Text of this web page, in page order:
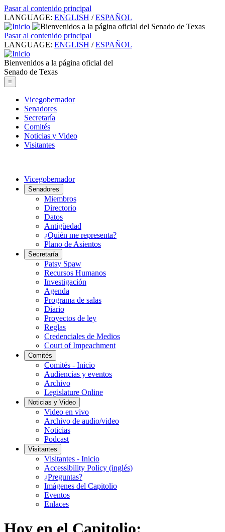
Pasar al contenido principal
LANGUAGE: ENGLISH / ESPAÑOL
Pasar al contenido principal
LANGUAGE: ENGLISH / ESPAÑOL
Bienvenidos a la página oficial del
Senado de Texas
≡
Vicegobernador
Senadores
Secretaría
Comités
Noticias y Video
Visitantes
Vicegobernador
Senadores
Miembros
Directorio
Datos
Antigüedad
¿Quién me representa?
Plano de Asientos
Secretaría
Patsy Spaw
Recursos Humanos
Investigación
Agenda
Programa de salas
Diario
Proyectos de ley
Reglas
Credenciales de Medios
Court of Impeachment
Comités
Comités - Inicio
Audiencias y eventos
Archivo
Legislature Online
Noticias y Video
Video en vivo
Archivo de audio/video
Noticias
Podcast
Visitantes
Visitantes - Inicio
Accessibility Policy (inglés)
¿Preguntas?
Imágenes del Capitolio
Eventos
Enlaces